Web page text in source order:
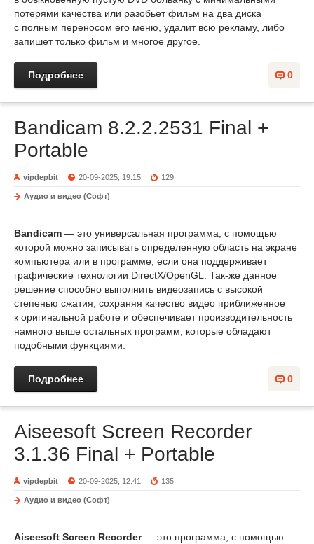
потерями качества или разобьет фильм на два диска
с полным переносом его меню, удалит всю рекламу, либо
запишет только фильм и многое другое.
0
Подробнее
Bandicam 8.2.2.2531 Final +
Portable
vipdepbit 20-09-2025, 19:15 129
Аудио и видео (Софт)
Bandicam — это универсальная программа, с помощью
которой можно записывать определенную область на экране
компьютера или в программе, если она поддерживает
графические технологии DirectX/OpenGL. Так-же данное
решение способно выполнить видеозапись с высокой
степенью сжатия, сохраняя качество видео приближенное
к оригинальной работе и обеспечивает производительность
намного выше остальных программ, которые обладают
подобными функциями.
0
Подробнее
Aiseesoft Screen Recorder
3.1.36 Final + Portable
vipdepbit 20-09-2025, 12:41 135
Аудио и видео (Софт)
Aiseesoft Screen Recorder— это программа, с помощью